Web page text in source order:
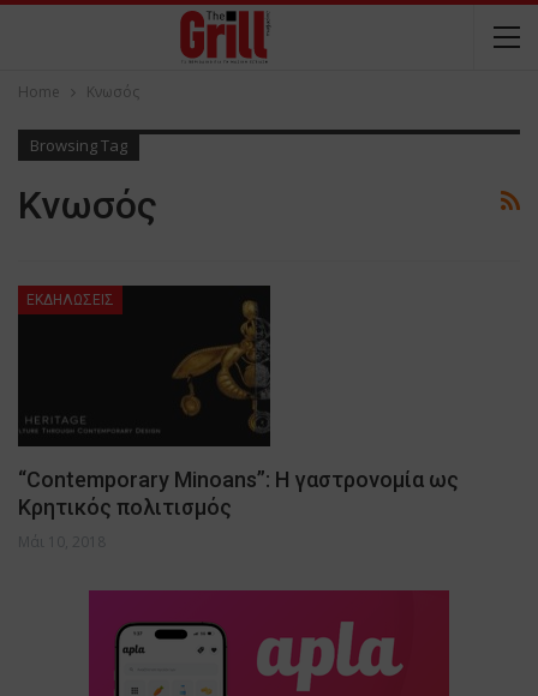
Home Κνωσός
Browsing Tag
Κνωσός
ΕΚΔΗΛΩΣΕΙΣ
“Contemporary Minoans”: Η γαστρονομία ως
Κρητικός πολιτισμός
Μάι 10, 2018